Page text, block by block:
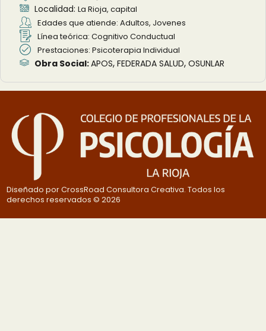
Localidad:La Rioja, capital
Edades que atiende: Adultos, Jovenes
Línea teórica: Cognitivo Conductual
Prestaciones: Psicoterapia Individual
Obra Social:APOS, FEDERADA SALUD, OSUNLAR
Diseñado por CrossRoad Consultora Creativa. Todos los
derechos reservados © 2026